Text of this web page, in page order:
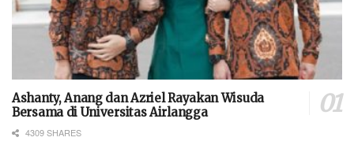
Ashanty, Anang dan Azriel Rayakan Wisuda
Bersama di Universitas Airlangga
4309 SHARES